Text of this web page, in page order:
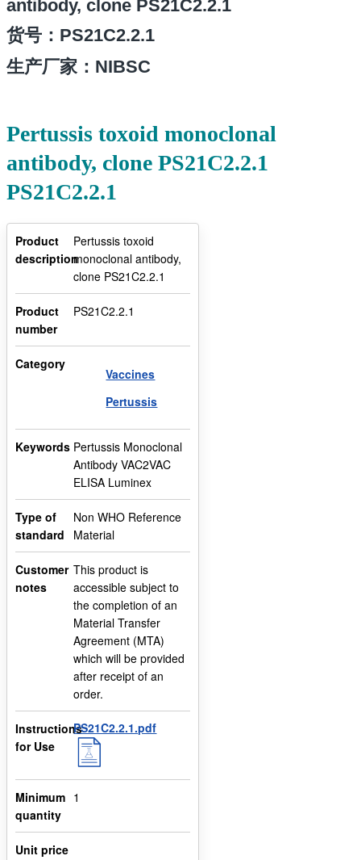
antibody, clone PS21C2.2.1
货号： PS21C2.2.1
生产厂家：NIBSC
Pertussis toxoid monoclonal
antibody, clone PS21C2.2.1
PS21C2.2.1
Product
description
Pertussis toxoid
monoclonal antibody,
clone PS21C2.2.1
Product
number
PS21C2.2.1
Category
Vaccines
Pertussis
Keywords Pertussis Monoclonal
Antibody VAC2VAC
ELISA Luminex
Type of
standard
Non WHO Reference
Material
Customer
notes
This product is
accessible subject to
the completion of an
Material Transfer
Agreement (MTA)
which will be provided
after receipt of an
order.
Instructions
for Use
PS21C2.2.1.pdf
Minimum
quantity
1
Unit price